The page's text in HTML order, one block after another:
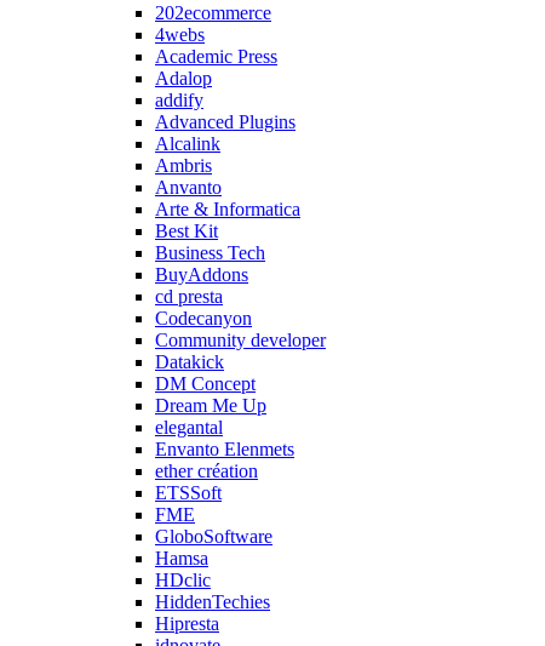
202ecommerce
4webs
Academic Press
Adalop
addify
Advanced Plugins
Alcalink
Ambris
Anvanto
Arte & Informatica
Best Kit
Business Tech
BuyAddons
cd presta
Codecanyon
Community developer
Datakick
DM Concept
Dream Me Up
elegantal
Envanto Elenmets
ether création
ETSSoft
FME
GloboSoftware
Hamsa
HDclic
HiddenTechies
Hipresta